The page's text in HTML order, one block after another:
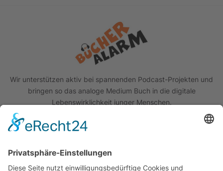
Wir unterstützen aktiv bei spannenden Podcast-Projekten und
bringen so das analoge Medium Buch in die digitale
Lebenswirklichkeit junger Menschen.
Best Practice
Termine